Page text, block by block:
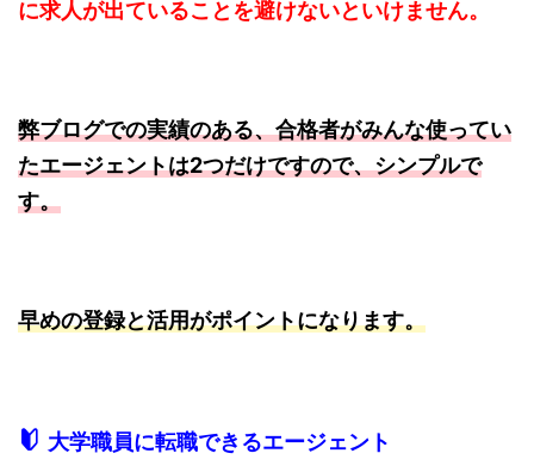
に求人が出ていることを避けないといけません。
弊ブログでの実績のある、合格者がみんな使ってい
たエージェントは2つだけですので、シンプルで
す。
早めの登録と活用がポイントになります。
大学職員に転職できるエージェント